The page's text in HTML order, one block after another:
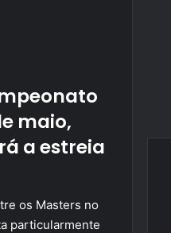
maio,
a estreia
os Masters no
particularmente